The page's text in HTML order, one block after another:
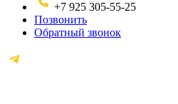
+7 925 305-55-25
Позвонить
Обратный звонок